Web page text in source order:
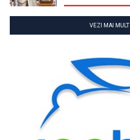
VEZI MAI MULT